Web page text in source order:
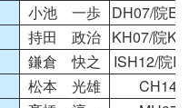
小池 一歩 DH07/院
持田 政治 KH07/院
鎌倉 快之 ISH12/院
松本 光雄
CH14